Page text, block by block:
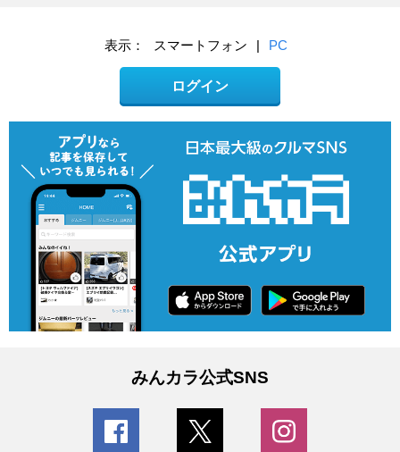
表示： スマートフォン | PC
ログイン
みんカラ公式SNS